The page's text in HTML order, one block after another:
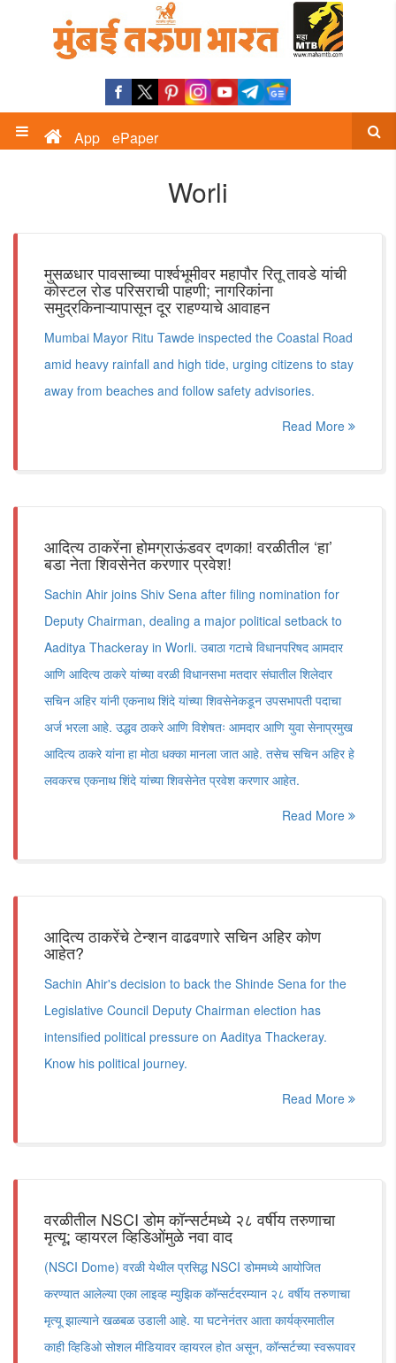
App ePaper
Worli
मुसळधार पावसाच्या पार्श्वभूमीवर महापौर रितू तावडे यांची
कोस्टल रोड परिसराची पाहणी; नागरिकांना
समुद्रकिनाऱ्यापासून दूर राहण्याचे आवाहन
Mumbai Mayor Ritu Tawde inspected the Coastal Road
amid heavy rainfall and high tide, urging citizens to stay
away from beaches and follow safety advisories.
Read More
आदित्य ठाकरेंना होमग्राऊंडवर दणका! वरळीतील ‘हा’
बडा नेता शिवसेनेत करणार प्रवेश!
Sachin Ahir joins Shiv Sena after filing nomination for
Deputy Chairman, dealing a major political setback to
Aaditya Thackeray in Worli. उबाठा गटाचे विधानपरिषद आमदार
आणि आदित्य ठाकरे यांच्या वरळी विधानसभा मतदार संघातील शिलेदार
सचिन अहिर यांनी एकनाथ शिंदे यांच्या शिवसेनेकडून उपसभापती पदाचा
अर्ज भरला आहे. उद्धव ठाकरे आणि विशेषतः आमदार आणि युवा सेनाप्रमुख
आदित्य ठाकरे यांना हा मोठा धक्का मानला जात आहे. तसेच सचिन अहिर हे
लवकरच एकनाथ शिंदे यांच्या शिवसेनेत प्रवेश करणार आहेत.
Read More
आदित्य ठाकरेंचे टेन्शन वाढवणारे सचिन अहिर कोण
आहेत?
Sachin Ahir's decision to back the Shinde Sena for the
Legislative Council Deputy Chairman election has
intensified political pressure on Aaditya Thackeray.
Know his political journey.
Read More
वरळीतील NSCI डोम कॉन्सर्टमध्ये २८ वर्षीय तरुणाचा
मृत्यू; व्हायरल व्हिडिओंमुळे नवा वाद
(NSCI Dome) वरळी येथील प्रसिद्ध NSCI डोममध्ये आयोजित
करण्यात आलेल्या एका लाइव्ह म्युझिक कॉन्सर्टदरम्यान २८ वर्षीय तरुणाचा
मृत्यू झाल्याने खळबळ उडाली आहे. या घटनेनंतर आता कार्यक्रमातील
काही व्हिडिओ सोशल मीडियावर व्हायरल होत असून, कॉन्सर्टच्या स्वरूपावर